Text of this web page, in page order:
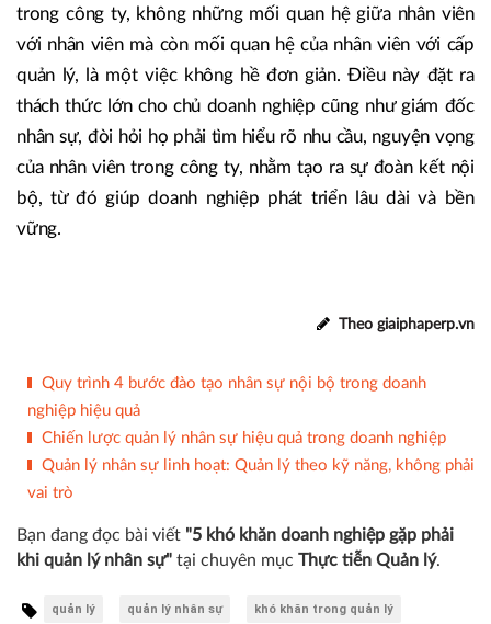
trong công ty, không những mối quan hệ giữa nhân viên
với nhân viên mà còn mối quan hệ của nhân viên với cấp
quản lý, là một việc không hề đơn giản. Điều này đặt ra
thách thức lớn cho chủ doanh nghiệp cũng như giám đốc
nhân sự, đòi hỏi họ phải tìm hiểu rõ nhu cầu, nguyện vọng
của nhân viên trong công ty, nhằm tạo ra sự đoàn kết nội
bộ, từ đó giúp doanh nghiệp phát triển lâu dài và bền
vững.
Theo giaiphaperp.vn
Quy trình 4 bước đào tạo nhân sự nội bộ trong doanh
nghiệp hiệu quả
Chiến lược quản lý nhân sự hiệu quả trong doanh nghiệp
Quản lý nhân sự linh hoạt: Quản lý theo kỹ năng, không phải
vai trò
Bạn đang đọc bài viết "5 khó khăn doanh nghiệp gặp phải
khi quản lý nhân sự" tại chuyên mục Thực tiễn Quản lý.
quản lý quản lý nhân sự khó khăn trong quản lý